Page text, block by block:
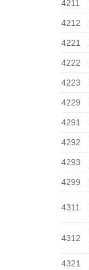
4211
4212
4221
4222
4223
4229
4291
4292
4293
4299
4311
4312
4321